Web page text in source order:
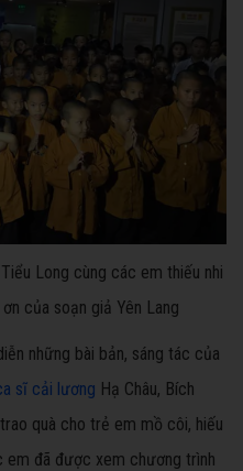
Long cùng các em thiếu nhi
của soạn giả Yên Lang
những bài bản, sáng tác của
sĩ cải lương Hạ Châu, Bích
quà cho trẻ em mồ côi, hiếu
em đã được xem chương trình